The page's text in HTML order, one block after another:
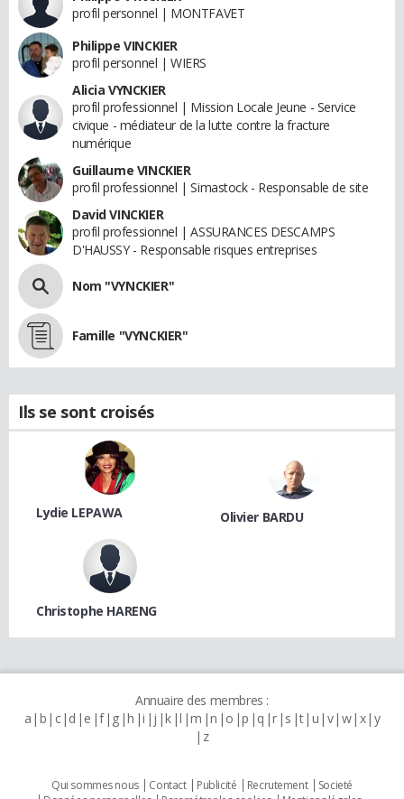
profil personnel | MONTFAVET
Philippe VINCKIER
profil personnel | WIERS
Alicia VYNCKIER
profil professionnel | Mission Locale Jeune - Service
civique - médiateur de la lutte contre la fracture
numérique
Guillaume VINCKIER
profil professionnel | Simastock - Responsable de site
David VINCKIER
profil professionnel | ASSURANCES DESCAMPS
D'HAUSSY - Responsable risques entreprises
Nom "VYNCKIER"
Famille "VYNCKIER"
Ils se sont croisés
Lydie LEPAWA Olivier BARDU
Christophe HARENG
Annuaire des membres :
a b c d e f g h i j k l m n o p q r s t u v w x y
z
Qui sommes nous Contact Publicité Recrutement
Societé